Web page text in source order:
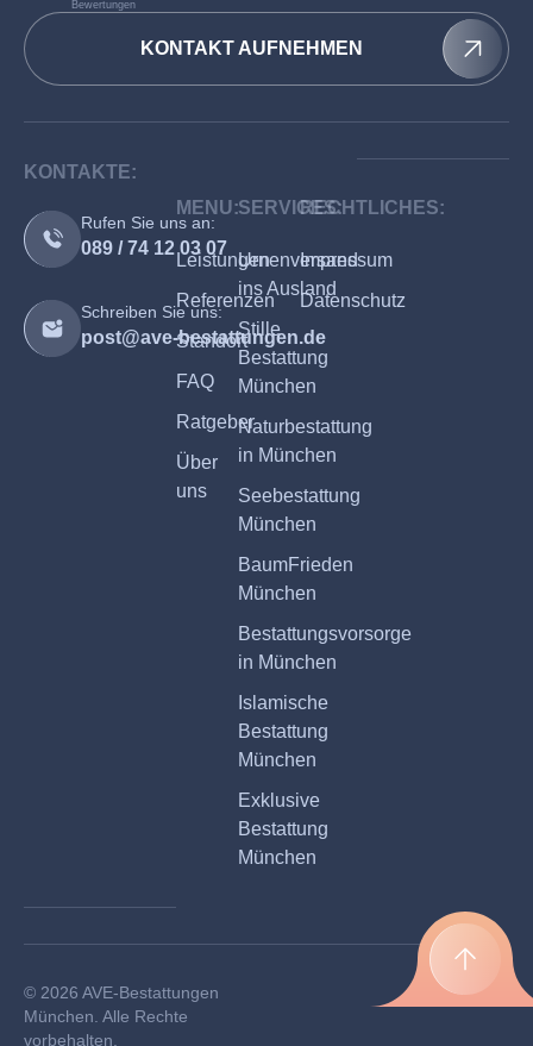
Bewertungen
KONTAKT AUFNEHMEN
KONTAKTE:
Rufen Sie uns an:
089 / 74 12 03 07
Schreiben Sie uns:
post@ave-bestattungen.de
MENU:
Leistungen
Referenzen
Standort
FAQ
Ratgeber
Über
uns
SERVICES:
Urnenversand
ins Ausland
Stille
Bestattung
München
Naturbestattung
in München
Seebestattung
München
BaumFrieden
München
Bestattungsvorsorge
in München
Islamische
Bestattung
München
Exklusive
Bestattung
München
RECHTLICHES:
Impressum
Datenschutz
© 2026 AVE-Bestattungen
München. Alle Rechte
vorbehalten.